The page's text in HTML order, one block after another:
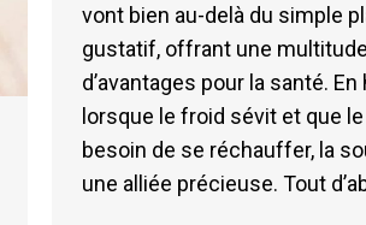
vont bien au-delà du simple
gustatif, offrant une multitude
d’avantages pour la santé. En
lorsque le froid sévit et que
besoin de se réchauffer, la
une alliée précieuse. Tout